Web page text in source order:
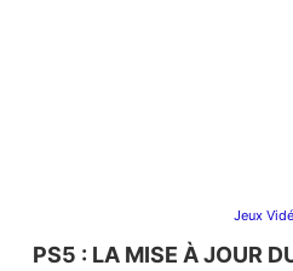
Jeux
PS5 : LA MISE À JOUR